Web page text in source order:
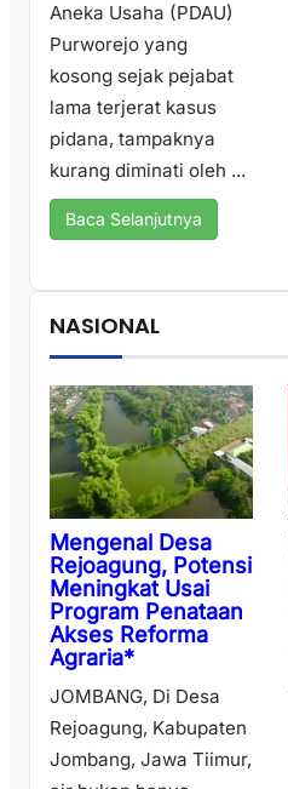
Aneka Usaha (PDAU)
Purworejo yang
kosong sejak pejabat
lama terjerat kasus
pidana, tampaknya
kurang diminati oleh ...
Baca Selanjutnya
NASIONAL
Mengenal Desa
Rejoagung, Potensi
Meningkat Usai
Program Penataan
Akses Reforma
Agraria*
JOMBANG, Di Desa
Rejoagung, Kabupaten
Jombang, Jawa Tiimur,